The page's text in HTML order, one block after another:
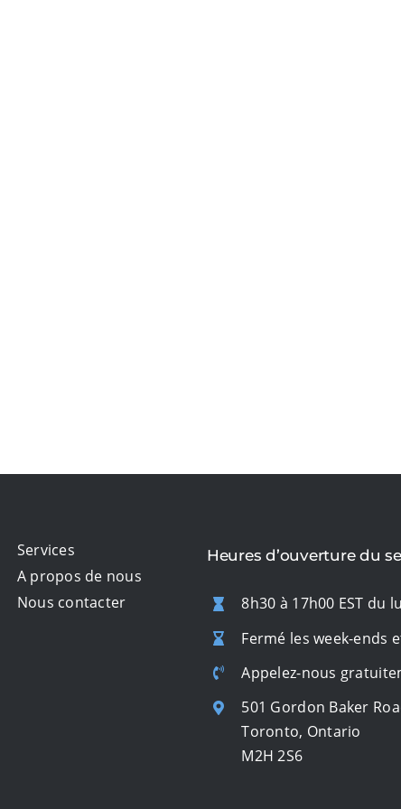
Services
A propos de nous
Nous contacter
Heures d’ouverture du
8h30 à 17h00 EST du
Fermé les week-ends
Appelez-nous
501 Gordon Baker
Toronto, Ontario
M2H 2S6